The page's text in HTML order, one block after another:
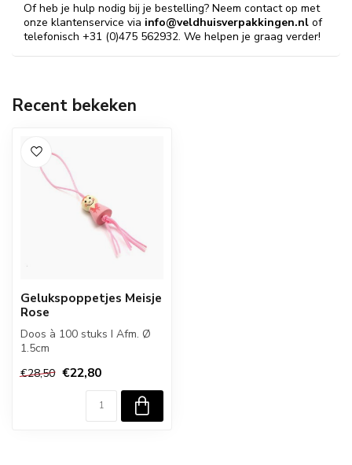
Of heb je hulp nodig bij je bestelling? Neem contact op met
onze klantenservice via info@veldhuisverpakkingen.nl of
telefonisch +31 (0)475 562932. We helpen je graag verder!
Recent bekeken
Gelukspoppetjes Meisje
Rose
Doos à 100 stuks I Afm. Ø
1.5cm
€28,50 €22,80